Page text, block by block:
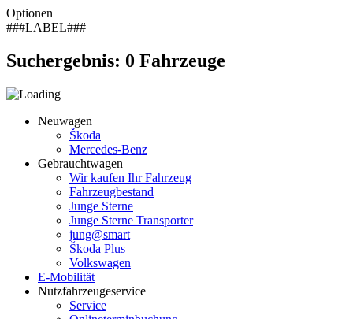
Optionen
###LABEL###
Suchergebnis: 0 Fahrzeuge
Neuwagen
Škoda
Mercedes-Benz
Gebrauchtwagen
Wir kaufen Ihr Fahrzeug
Fahrzeugbestand
Junge Sterne
Junge Sterne Transporter
jung@smart
Škoda Plus
Volkswagen
E-Mobilität
Nutzfahrzeugeservice
Service